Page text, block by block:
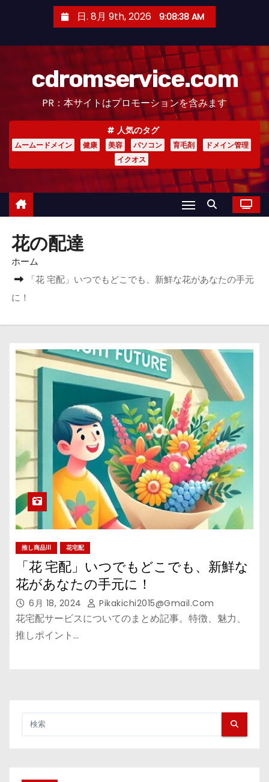
日. 8月 9th, 2026 9:08:38 AM
cdromservice.com
PR：本サイトはプロモーションを含みます
人気のタグ
ムームードメイン 健康 美容 パソコン 育毛剤
ドメイン管理
イクオス
花の配達
ホーム
「花 宅配」いつでもどこでも、新鮮な花があなたの手元
に！
推し商品III 花宅配
「花 宅配」いつでもどこでも、新鮮な
花があなたの手元に！
6月 18, 2024 Pikakichi2015@gmail.com
花宅配サービスについてのまとめ記事。特徴、魅力、
推しポイント…